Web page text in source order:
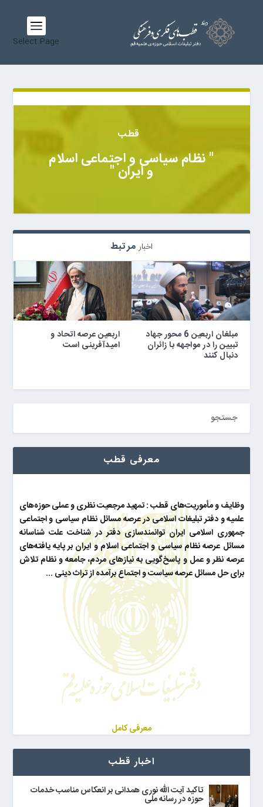
Select Page
قطب
" نظام سیاسی و اجتماعی اسلام
و ایران "
اخبار مرتبط
اربعین عرصه اتحاد و
امیدآفرینی است
مبلغان اربعین 6 محور جهاد
تبیین را در مواجهه با زائران
دنبال کنند
معرفی قطب
وظایف و مأموریت‌های قطب : تمهید مرجعیت نظری و عملی حوزه‌های
علمیه و دفتر تبلیغات اسلامی در عرصه مسائل نظام سیاسی و اجتماعی
جمهوری اسلامی ایران توانمندسازی دفتر در شناخت علت شناسانه
مسائل عرصه نظام سیاسی و اجتماعی اسلام و ایران بر پایه یافته‌های
عرصه نظر و عمل و پاسخ‌گویی به نیازهای مردم، جامعه و نظام تلاش
برای حل مسائل عرصه سیاست و اجتماع برآمده از تراث دینی ...
معرفی کامل
اخبار قطب
تاکید آیت الله نوری همدانی بر انعکاس مناسب خدمات
حوزه در رسانه ملی